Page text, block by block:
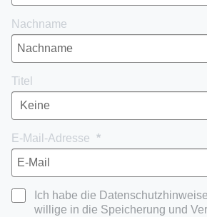
Nachname
Titel
E-Mail-Adresse
Ich habe die
willige in die Speicherung und